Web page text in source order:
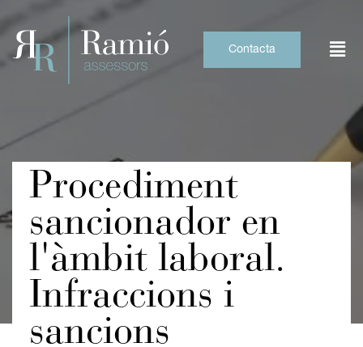
content
Contacta
Procediment
sancionador en
l'àmbit laboral.
Infraccions i
sancions